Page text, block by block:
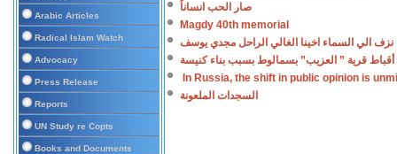
Arabic Articles
Radical Islam Watch
Advocacy
Press Release
Reports
UN Study re Copts
Books and Documents
صار الحب انساناً
Magdy 40th memorial
نزف الي السماء اخينا الغالي الراحل مجدي يوسف
أقباط قرية ” العزيب” بسمالوط بسبب بناء كنيسة
In Russia, the shift in public opinion is
السجدات الملعونة